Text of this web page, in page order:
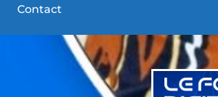
Contact